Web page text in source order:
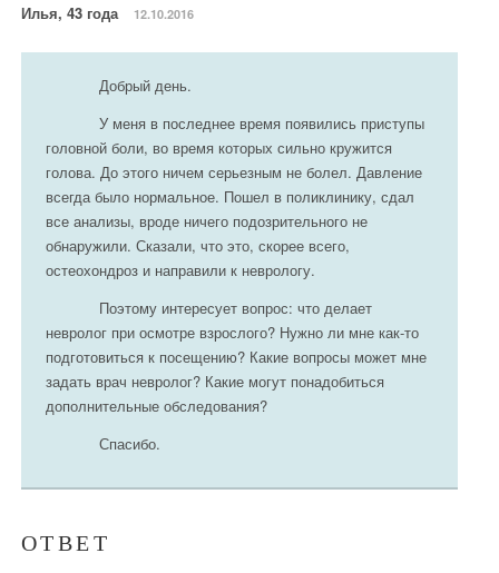
Илья, 43 года 12.10.2016
Добрый день.
У меня в последнее время появились приступы
головной боли, во время которых сильно кружится
голова. До этого ничем серьезным не болел. Давление
всегда было нормальное. Пошел в поликлинику, сдал
все анализы, вроде ничего подозрительного не
обнаружили. Сказали, что это, скорее всего,
остеохондроз и направили к неврологу.
Поэтому интересует вопрос: что делает
невролог при осмотре взрослого? Нужно ли мне как-то
подготовиться к посещению? Какие вопросы может мне
задать врач невролог? Какие могут понадобиться
дополнительные обследования?
Спасибо.
ОТВЕТ